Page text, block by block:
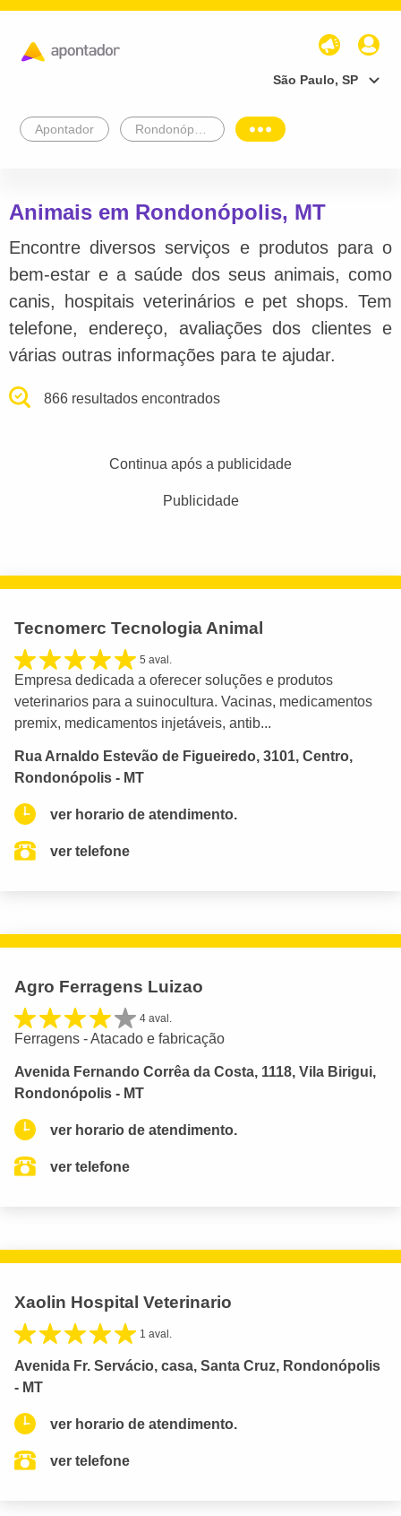
São Paulo, SP
Apontador
Animais em Rondonópolis, MT
Encontre diversos serviços e produtos para o
bem-estar e a saúde dos seus animais, como
canis, hospitais veterinários e pet shops. Tem
telefone, endereço, avaliações dos clientes e
várias outras informações para te ajudar.
866 resultados encontrados
Continua após a publicidade
Publicidade
Tecnomerc Tecnologia Animal
5 aval.
Empresa dedicada a oferecer soluções e produtos
veterinarios para a suinocultura. Vacinas, medicamentos
premix, medicamentos injetáveis, antib...
Rua Arnaldo Estevão de Figueiredo, 3101, Centro,
Rondonópolis - MT
ver horario de atendimento.
ver telefone
Agro Ferragens Luizao
4 aval.
Ferragens - Atacado e fabricação
Avenida Fernando Corrêa da Costa, 1118, Vila Birigui,
Rondonópolis - MT
ver horario de atendimento.
ver telefone
Xaolin Hospital Veterinario
1 aval.
Avenida Fr. Servácio, casa, Santa Cruz, Rondonópolis
- MT
ver horario de atendimento.
ver telefone